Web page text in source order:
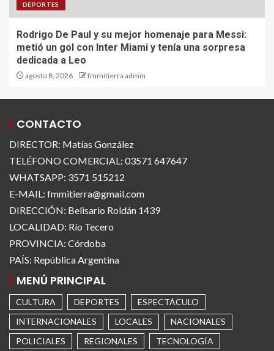
DEPORTES
Rodrigo De Paul y su mejor homenaje para Messi:
metió un gol con Inter Miami y tenía una sorpresa
dedicada a Leo
agosto 8, 2026 fmmitierra admin
CONTACTO
DIRECTOR: Matías González
TELÉFONO COMERCIAL: 03571 647647
WHATSAPP: 3571 515212
E-MAIL: fmmitierra@gmail.com
DIRECCIÓN: Belisario Roldán 1439
LOCALIDAD: Río Tecero
PROVINCIA: Córdoba
PAÍS: República Argentina
MENÚ PRINCIPAL
CULTURA DEPORTES
ESPECTÁCULO
INTERNACIONALES
LOCALES
NACIONALES
POLICIALES
REGIONALES TECNOLOGÍA